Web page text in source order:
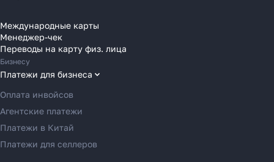
Переводы в Болгарию
Переводы в Венгрию
Переводы в Великобританию
Переводы в Грецию
Переводы в Германию
Переводы в Ирландию
Переводы в Испанию
Переводы в Италию
Международные карты
Менеджер-чек
Переводы на карту физ. лица
Бизнесу
Платежи для бизнеса
Оплата инвойсов
Агентские платежи
Платежи в Китай
Платежи для селлеров